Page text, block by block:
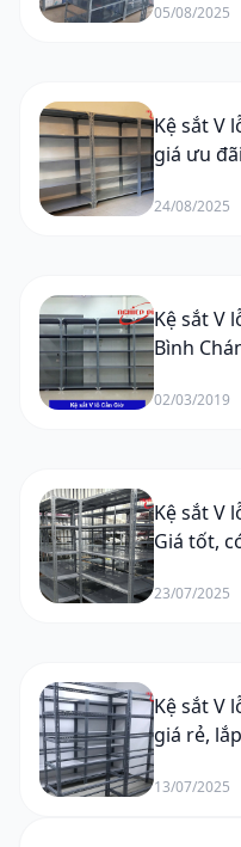
05/08/2025
Kệ sắt V
giá ưu
24/08/2025
Kệ sắt V
Bình
02/03/2019
Kệ sắt V
Giá tốt,
23/07/2025
Kệ sắt V
giá rẻ,
13/07/2025